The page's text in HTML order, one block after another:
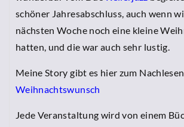
schöner Jahresabschluss, auch wenn
nächsten Woche noch eine kleine
hatten, und die war auch sehr lustig.
Meine Story gibt es hier zum
Weihnachtswunsch
Jede Veranstaltung wird von einem